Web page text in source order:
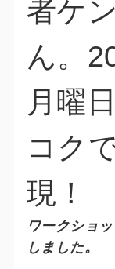
者ケ
ん。
月曜
コク
現！
ワークショ
しました。